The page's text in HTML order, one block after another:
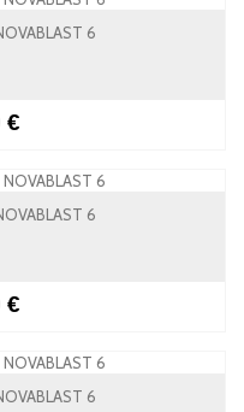
6
€
6
€
6